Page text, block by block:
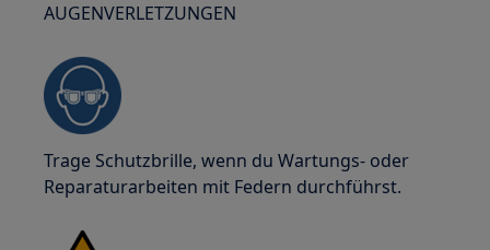
AUGENVERLETZUNGEN
Trage Schutzbrille, wenn du Wartungs- oder
Reparaturarbeiten mit Federn durchführst.